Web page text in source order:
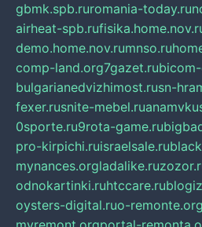
gbmk.spb.ruromania-today.ru
airheat-spb.ru
demo.home.nov.rumnso.ru
comp-land.org7gazet.ru
bulgarianedvizhimost.rusn-
fexer.rusnite-mebel.ru
0sporte.ru9rota-game.ru
pro-kirpichi.ruisraelsale.ru
mynances.orgladalike.ru
odnokartinki.ruhtccare.ru
oysters-digital.ruo-remonte.org